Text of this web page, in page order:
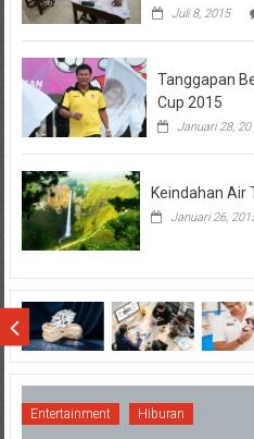
Juli 8, 2015
Tanggapan
Cup 2015
Januari 28,
Keindahan Air
Januari 26,
Entertainment Hiburan